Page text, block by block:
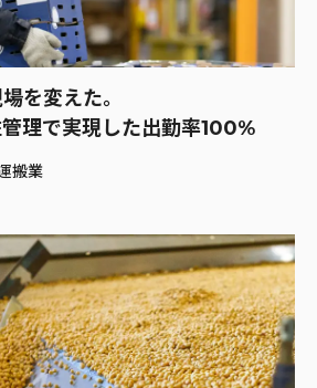
を変えた。
理で実現した出勤率100%
搬業